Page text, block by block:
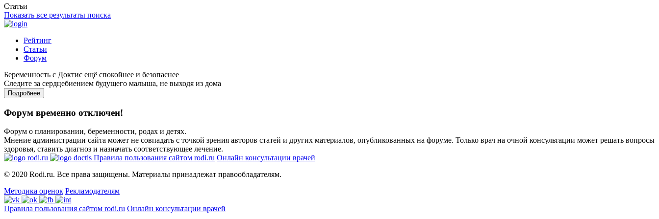
Статьи
Показать все результаты поиска
Рейтинг
Статьи
Форум
Беременность с Доктис ещё спокойнее и безопаснее
Следите за сердцебиением будущего малыша, не выходя из дома
Подробнее
Форум временно отключен!
Форум о планировании, беременности, родах и детях.
Мнение администрации сайта может не совпадать с точкой зрения авторов статей и других материалов, опубликованных на форуме. Только врач на очной консультации может решать вопросы
здоровья, ставить диагноз и назначать соответствующее лечение.
Правила пользования сайтом rodi.ru Онлайн консультации врачей
© 2020 Rodi.ru. Все права защищены. Материалы принадлежат правообладателям.
Методика оценок Рекламодателям
Правила пользования сайтом rodi.ru Онлайн консультации врачей